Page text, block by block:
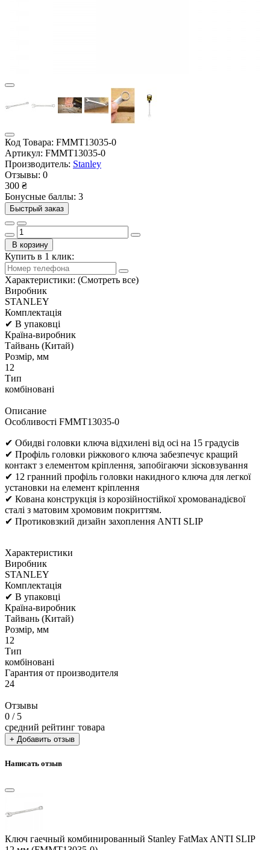
Код Товара: FMMT13035-0
Артикул: FMMT13035-0
Производитель: Stanley
Отзывы: 0
300 ₴
Бонусные баллы: 3
Быстрый заказ
В корзину
Купить в 1 клик:
Характеристики: (Смотреть все)
Виробник
STANLEY
Комплектація
✔ В упаковці
Країна-виробник
Тайвань (Китай)
Розмір, мм
12
Тип
комбіновані
Описание
Особливості FMMT13035-0
✔ Обидві головки ключа відхилені від осі на 15 градусів
✔ Профіль головки ріжкового ключа забезпечує кращий
контакт з елементом кріплення, запобігаючи зісковзування
✔ 12 гранний профіль головки накидного ключа для легкої
установки на елемент кріплення
✔ Кована конструкція із корозійностійкої хромованадієвої
сталі з матовим хромовим покриттям.
✔ Протиковзкий дизайн захоплення ANTI SLIP
Характеристики
Виробник
STANLEY
Комплектація
✔ В упаковці
Країна-виробник
Тайвань (Китай)
Розмір, мм
12
Тип
комбіновані
Гарантия от производителя
24
Отзывы
0 / 5
средний рейтинг товара
+ Добавить отзыв
Написать отзыв
Ключ гаечный комбинированный Stanley FatMax ANTI SLIP